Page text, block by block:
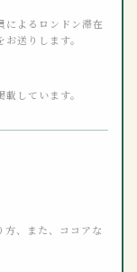
によるロンドン滞在
送りします。
しています。
方、また、ココアな